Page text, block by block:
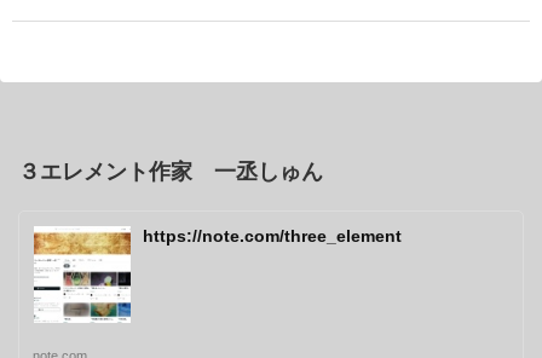
３エレメント作家 一丞しゅん
https://note.com/three_element